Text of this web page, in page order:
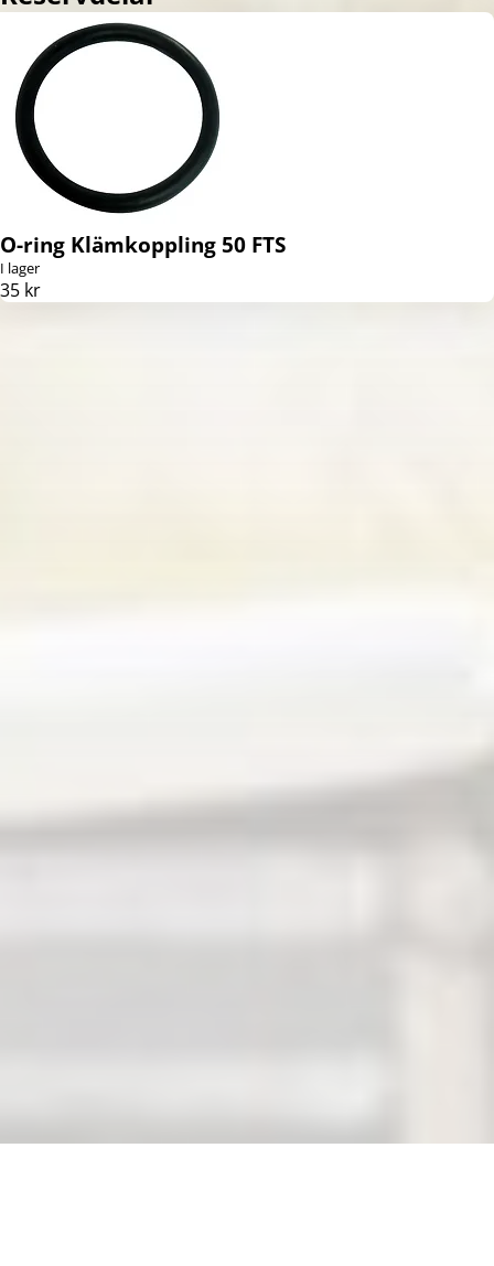
O-ring Klämkoppling 50 FTS
I lager
35 kr